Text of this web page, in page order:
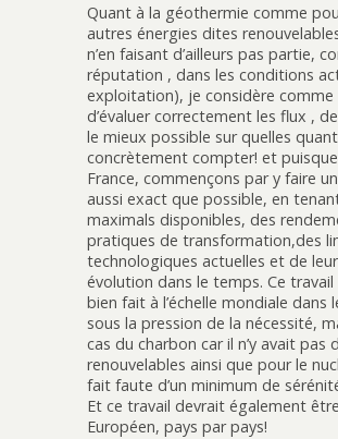
Quant à la géothermie comme
autres énergies dites
n’en faisant d’ailleurs pas partie,
réputation , dans les conditions
exploitation), je considère
d’évaluer correctement les flux ,
le mieux possible sur quelles
concrètement compter! et
France, commençons par y faire
aussi exact que possible, en
maximals disponibles, des
pratiques de transformation,des
technologiques actuelles et de
évolution dans le temps. Ce
bien fait à l’échelle mondiale dans
sous la pression de la nécessité,
cas du charbon car il n’y avait pas
renouvelables ainsi que pour le
fait faute d’un minimum de
Et ce travail devrait également
Européen, pays par pays!